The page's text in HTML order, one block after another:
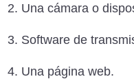
Una cámara o
Software de
Una página web.